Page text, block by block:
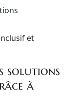
et
solutions
à